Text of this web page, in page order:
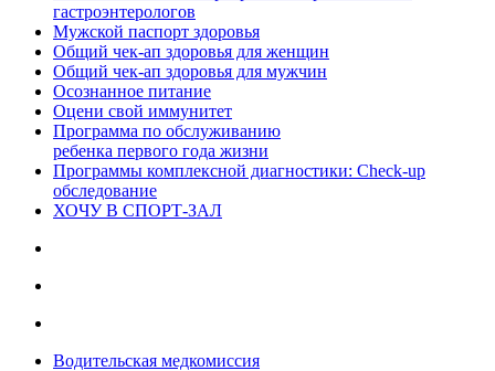
гастроэнтерологов
Мужской паспорт здоровья
Общий чек-ап здоровья для женщин
Общий чек-ап здоровья для мужчин
Осознанное питание
Оцени свой иммунитет
Программа по обслуживанию
ребенка первого года жизни
Программы комплексной диагностики: Check-up
обследование
ХОЧУ В CПОРТ-ЗАЛ
Водительская медкомиссия